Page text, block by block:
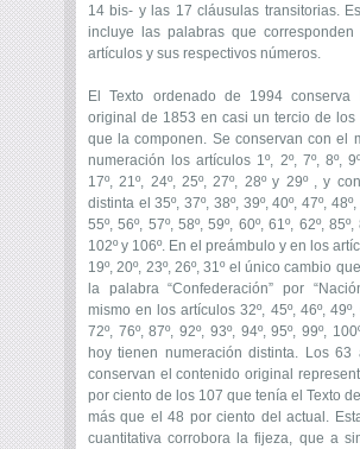
14 bis- y las 17 cláusulas transitorias.
incluye las palabras que
artículos y sus respectivos números.
El Texto ordenado de 1994 conserva
original de 1853 en casi un tercio de los
que la componen. Se conservan con el
numeración los artículos 1º, 2º, 7º, 8º,
17º, 21º, 24º, 25º, 27º, 28º y 29º , y
distinta el 35º, 37º, 38º, 39º, 40º, 47º, 48º,
55º, 56º, 57º, 58º, 59º, 60º, 61º, 62º, 85º,
102º y 106º. En el preámbulo y en los
19º, 20º, 23º, 26º, 31º el único cambio
la palabra “Confederación” por
mismo en los artículos 32º, 45º, 46º, 49º,
72º, 76º, 87º, 92º, 93º, 94º, 95º, 99º,
hoy tienen numeración distinta. Los 63
conservan el contenido original
por ciento de los 107 que tenía el Texto
más que el 48 por ciento del actual.
cuantitativa corrobora la fijeza, que a